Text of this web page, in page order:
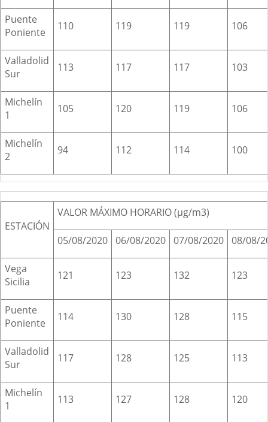
Puente
Poniente
110 119 119 106
Valladolid
Sur
113 117 117 103
Michelín
1
105 120 119 106
Michelín
2
94 112 114 100
ESTACIÓN
VALOR MÁXIMO HORARIO (µg/m3)
05/08/2020 06/08/2020 07/08/2020 08/08/
Vega
Sicilia
121 123 132 123
Puente
Poniente
114 130 128 115
Valladolid
Sur
117 128 125 113
Michelín
1
113 127 128 120